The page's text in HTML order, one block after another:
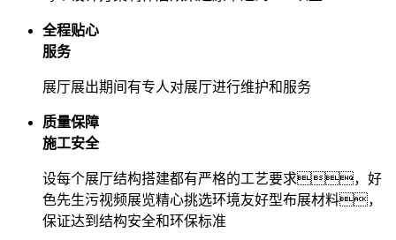
全程贴心
服务
展厅展出期间有专人对展厅进行维护和服务
质量保障
施工安全
设每个展厅结构搭建都有严格的工艺要求，好
色先生污视频展览精心挑选环境友好型布展材料，
保证达到结构安全和环保标准